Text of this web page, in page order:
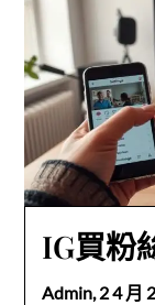
IG買粉
Admin,2 4 月